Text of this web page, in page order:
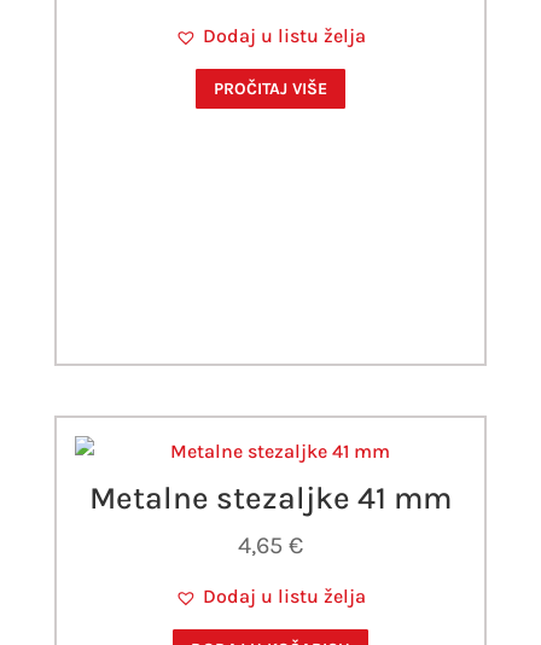
Dodaj u listu želja
PROČITAJ VIŠE
Metalne stezaljke 41 mm
4,65 €
Dodaj u listu želja